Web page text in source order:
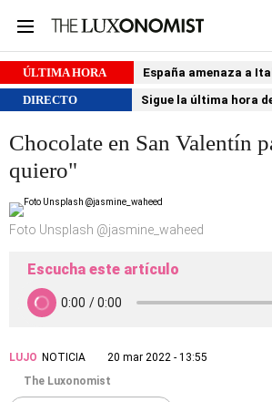
ÚLTIMA HORA
España amenaza a
DIRECTO
Sigue la última hora
Chocolate en San Valentín
quiero"
Foto Unsplash @jasmine_waheed
Escucha este artículo
LUJO NOTICIA
20 mar 2022 - 13:55
The Luxonomist